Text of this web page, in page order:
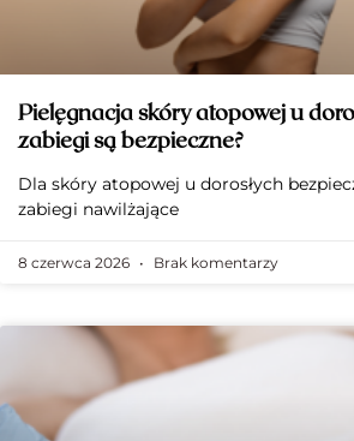
Pielęgnacja skóry atopowej u
zabiegi są bezpieczne?
Dla skóry atopowej u dorosłych
zabiegi nawilżające
8 czerwca 2026 Brak komentarzy